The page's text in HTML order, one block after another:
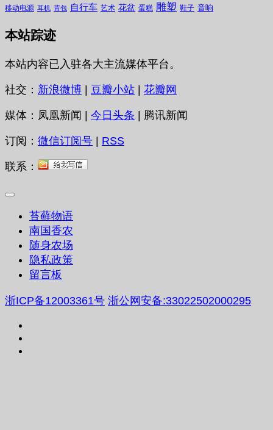
移动电源 耳机 背包 自行车 艺术 花盆 蛋糕 雕塑 鞋子 音响
本站踪迹
本站内容已入驻各大主流媒体平台。
社交： 新浪微博 豆瓣小站 花瓣网
媒体：凤凰新闻 | 今日头条 | 腾讯新闻
订阅： 微信订阅号 RSS
联系：
苔藓物语
南国香农
随身农场
隐私政策
留言板
浙ICP备12003361号 浙公网安备:33022502000295